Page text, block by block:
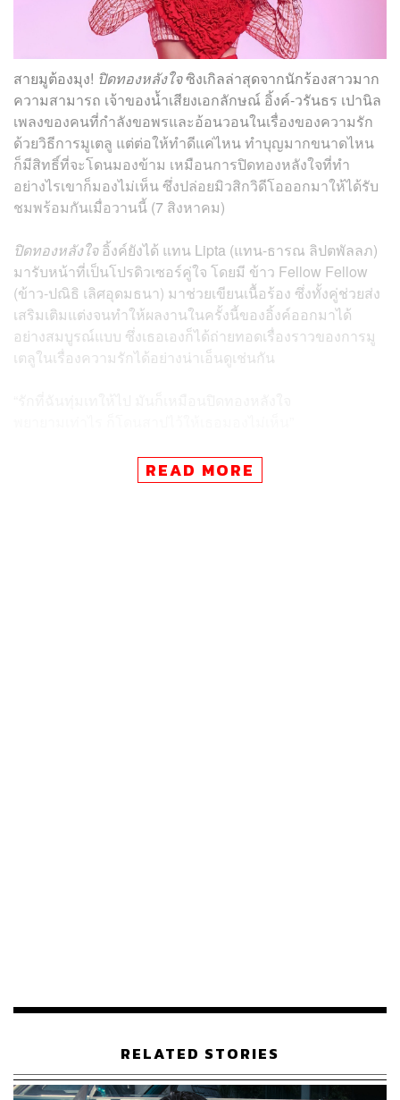
สายมูต้องมุง! ปิดทองหลังใจซิงเกิลล่าสุดจากนักร้องสาวมาก
ความสามารถ เจ้าของน้ำเสียงเอกลักษณ์ อิ้งค์-วรันธร เปานิล
เพลงของคนที่กำลังขอพรและอ้อนวอนในเรื่องของความรัก
ด้วยวิธีการมูเตลู แต่ต่อให้ทำดีแค่ไหน ทำบุญมากขนาดไหน
ก็มีสิทธิ์ที่จะโดนมองข้าม เหมือนการปิดทองหลังใจที่ทำ
อย่างไรเขาก็มองไม่เห็นซึ่งปล่อยมิวสิกวิดีโอออกมาให้ได้รับ
ชมพร้อมกันเมื่อวานนี้ (7 สิงหาคม)
ปิดทองหลังใจอิ้งค์ยังได้ แทน Lipta (แทน-ธารณ ลิปตพัลลภ)
มารับหน้าที่เป็นโปรดิวเซอร์คู่ใจ โดยมี ข้าว Fellow Fellow
(ข้าว-ปณิธิ เลิศอุดมธนา) มาช่วยเขียนเนื้อร้อง ซึ่งทั้งคู่ช่วยส่ง
เสริมเติมแต่งจนทำให้ผลงานในครั้งนี้ของอิ้งค์ออกมาได้
อย่างสมบูรณ์แบบ ซึ่งเธอเองก็ได้ถ่ายทอดเรื่องราวของการมู
เตลูในเรื่องความรักได้อย่างน่าเอ็นดูเช่นกัน
ร่วมแสดง ที่สามารถสร้างรอยยิ้มและสีสันให้กับมิวสิกวิดีโอ
ความเป็นไทยด้วยเมโลดี้แบบ Pentatonicรวมไปถึงน้ำเสียงที่
อย่างสมบูรณ์แบบและลงตัว
READ MORE
RELATED STORIES